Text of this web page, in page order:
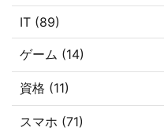
IT (89)
ゲーム (14)
資格 (11)
スマホ (71)